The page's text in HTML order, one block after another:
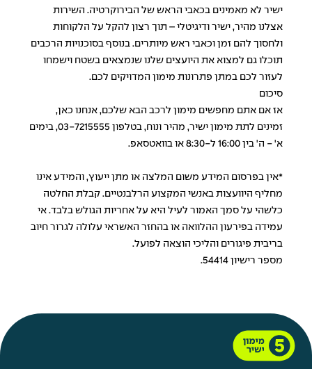
ישיר לא מאמינים בכאבי הראש של הבירוקרטיה. השירות
אצלנו מהיר, ישיר ודיגיטלי – תוך רצון להקל על הלקוחות
ולחסוך להם זמן וכאבי ראש מיותרים. בנוסף בסוכנויות הרכבים
תוכלו גם למצוא את היועצים שלנו שנמצאים בשטח וישמחו
לעזור לכם במתן פתרונות מימון המדויקים לכם.
סיכום
אז אם אתם מחפשים מימון לרכב הבא שלכם, אנחנו כאן,
זמינים לתת מימון ישיר, מהיר ונוח, בטלפון 03-7215555, בימים
א' - ה' בין 16:00 ל-8:30 או בוואטסאפ.
*אין בפרסום המידע משום המלצה או מתן ייעוץ, והמידע אינו
מחליף היוועצות באנשי המקצוע הרלבנטיים. קבלת החלטה
כלשהי על סמך האמור לעיל היא על אחריות הגולש בלבד. אי
עמידה בפירעון ההלוואה או בהחזר האשראי עלולה לגרור חיוב
בריבית פיגורים והליכי הוצאה לפועל.
מספר רישיון 54414.